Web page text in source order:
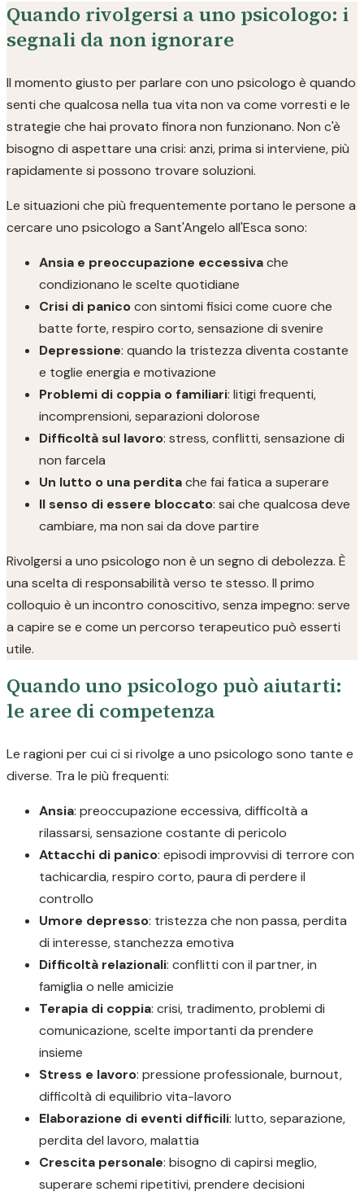
Quando rivolgersi a uno psicologo: i
segnali da non ignorare
Il momento giusto per parlare con uno psicologo è quando
senti che qualcosa nella tua vita non va come vorresti e le
strategie che hai provato finora non funzionano. Non c'è
bisogno di aspettare una crisi: anzi, prima si interviene, più
rapidamente si possono trovare soluzioni.
Le situazioni che più frequentemente portano le persone a
cercare uno psicologo a Sant'Angelo all'Esca sono:
Ansia e preoccupazione eccessivache
condizionano le scelte quotidiane
Crisi di panicocon sintomi fisici come cuore che
batte forte, respiro corto, sensazione di svenire
Depressione: quando la tristezza diventa costante
e toglie energia e motivazione
Problemi di coppia o familiari: litigi frequenti,
incomprensioni, separazioni dolorose
Difficoltà sul lavoro: stress, conflitti, sensazione di
non farcela
Un lutto o una perditache fai fatica a superare
Il senso di essere bloccato: sai che qualcosa deve
cambiare, ma non sai da dove partire
Rivolgersi a uno psicologo non è un segno di debolezza. È
una scelta di responsabilità verso te stesso. Il primo
colloquio è un incontro conoscitivo, senza impegno: serve
a capire se e come un percorso terapeutico può esserti
utile.
Quando uno psicologo può aiutarti:
le aree di competenza
Le ragioni per cui ci si rivolge a uno psicologo sono tante e
diverse. Tra le più frequenti:
Ansia: preoccupazione eccessiva, difficoltà a
rilassarsi, sensazione costante di pericolo
Attacchi di panico: episodi improvvisi di terrore con
tachicardia, respiro corto, paura di perdere il
controllo
Umore depresso: tristezza che non passa, perdita
di interesse, stanchezza emotiva
Difficoltà relazionali: conflitti con il partner, in
famiglia o nelle amicizie
Terapia di coppia: crisi, tradimento, problemi di
comunicazione, scelte importanti da prendere
insieme
Stress e lavoro: pressione professionale, burnout,
difficoltà di equilibrio vita-lavoro
Elaborazione di eventi difficili: lutto, separazione,
perdita del lavoro, malattia
Crescita personale: bisogno di capirsi meglio,
superare schemi ripetitivi, prendere decisioni